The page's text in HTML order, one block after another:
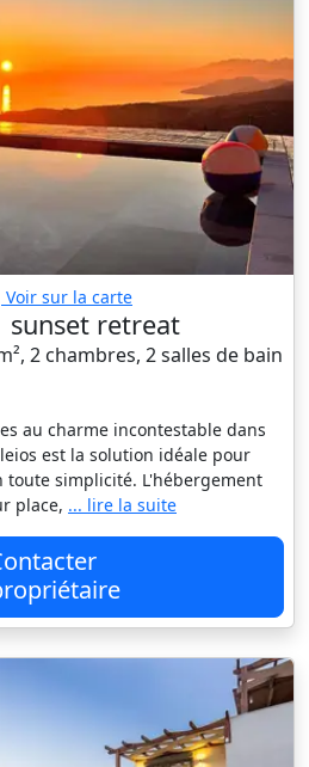
Voir sur la carte
retreat
2 chambres, 2 salles de bain
au charme incontestable dans
est la solution idéale pour
toute simplicité. L'hébergement
place, ... lire la suite